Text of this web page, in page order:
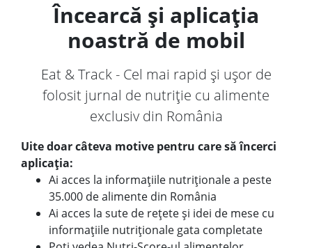
Încearcă și aplicația
noastră de mobil
Eat & Track - Cel mai rapid și ușor de
folosit jurnal de nutriție cu alimente
exclusiv din România
Uite doar câteva motive pentru care să încerci
aplicația:
Ai acces la informațiile nutriționale a peste
35.000 de alimente din România
Ai acces la sute de rețete și idei de mese cu
informațiile nutriționale gata completate